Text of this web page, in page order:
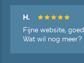
H.
Fijne website,
Wat wil nog meer?